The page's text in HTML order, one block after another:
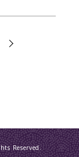
Reserved.